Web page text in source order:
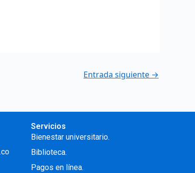
Entrada siguiente →
Servicios
Bienestar universitario.
Biblioteca.
Pagos en línea.